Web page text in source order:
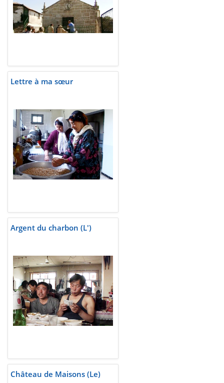
Lettre à ma sœur
Argent du charbon (L')
Château de Maisons (Le)